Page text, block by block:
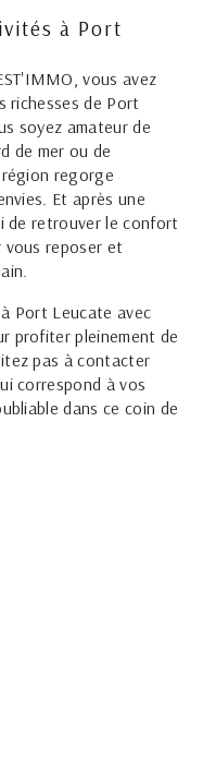
à Port
vous avez
richesses de Port
soyez amateur de
de mer ou de
regorge
Et après une
de retrouver le confort
reposer et
Port Leucate avec
profiter pleinement de
pas à contacter
correspond à vos
dans ce coin de